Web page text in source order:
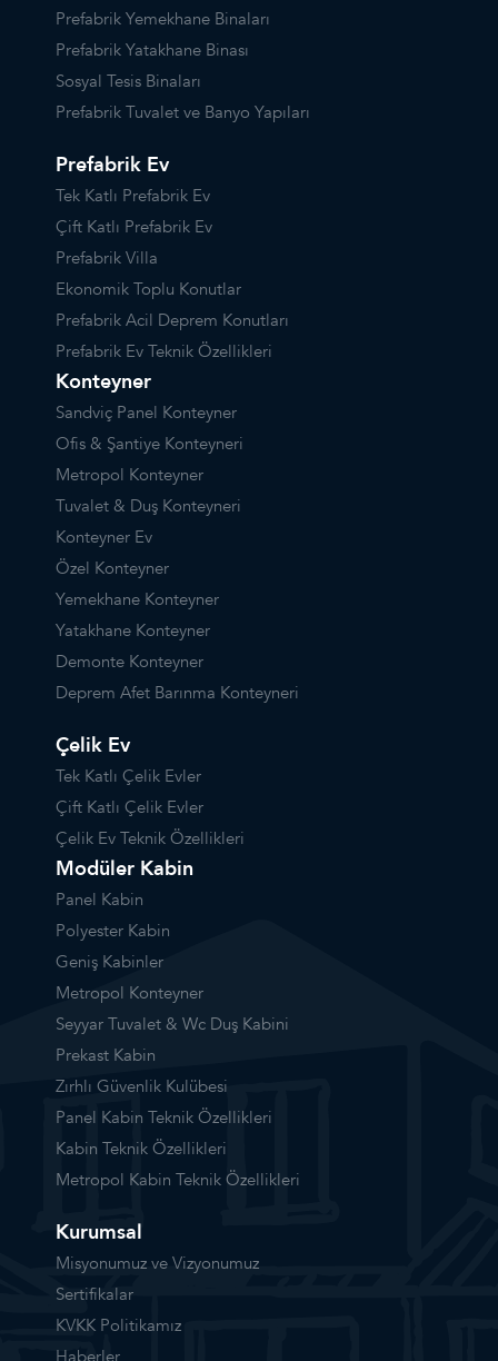
Prefabrik Yemekhane Binaları
Prefabrik Yatakhane Binası
Sosyal Tesis Binaları
Prefabrik Tuvalet ve Banyo Yapıları
Prefabrik Ev
Tek Katlı Prefabrik Ev
Çift Katlı Prefabrik Ev
Prefabrik Villa
Ekonomik Toplu Konutlar
Prefabrik Acil Deprem Konutları
Prefabrik Ev Teknik Özellikleri
Konteyner
Sandviç Panel Konteyner
Ofis & Şantiye Konteyneri
Metropol Konteyner
Tuvalet & Duş Konteyneri
Konteyner Ev
Özel Konteyner
Yemekhane Konteyner
Yatakhane Konteyner
Demonte Konteyner
Deprem Afet Barınma Konteyneri
Çelik Ev
Tek Katlı Çelik Evler
Çift Katlı Çelik Evler
Çelik Ev Teknik Özellikleri
Modüler Kabin
Panel Kabin
Polyester Kabin
Geniş Kabinler
Metropol Konteyner
Seyyar Tuvalet & Wc Duş Kabini
Prekast Kabin
Zırhlı Güvenlik Kulübesi
Panel Kabin Teknik Özellikleri
Kabin Teknik Özellikleri
Metropol Kabin Teknik Özellikleri
Kurumsal
Misyonumuz ve Vizyonumuz
Sertifikalar
KVKK Politikamız
Haberler